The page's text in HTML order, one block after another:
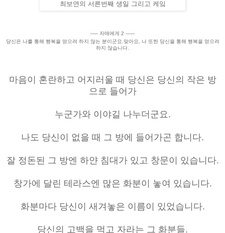
최보연의 서른번째 생일 그리고 케잌
----- 자매에게 2 ------
당신은 나를 통해 행복을 얻으려 하지 않는 분이군요. 맞아요, 나 또한 당신을 통해 행복을 얻으려
하지 않습니다.
마음이 혼란하고 어지러울 때 당신은 당신의 작은 방
으로 들어가
누군가와 이야길 나누더군요.
나도 당신이 없을 때 그 방에 들어가곤 합니다.
잘 정돈된 그 방엔 하얀 침대가 있고 창문이 있습니다.
창가에 달린 테라스엔 많은 화분이 놓여 있습니다.
화분마다 당신이 새겨놓은 이름이 있었습니다.
당신의 고백을 먹고 자라는 그 화분들.